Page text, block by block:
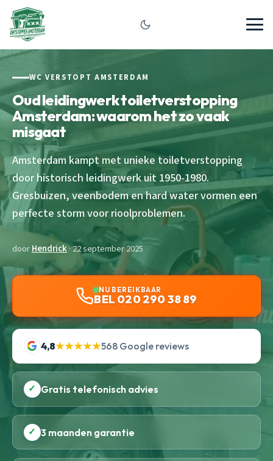
WC VERSTOPT AMSTERDAM
Oud leidingwerk toiletverstopping
Amsterdam: waarom het zo vaak
misgaat
Amsterdam kampt met unieke toiletverstopping
door historisch leidingwerk uit 1950-1980.
Gresbuizen, veenbodem en hard water vormen een
perfecte storm voor rioolproblemen.
doorHendrick· 22 september 2025
NU BEREIKBAAR
BEL 020 290 38 89
4,8★★★★★568 Google reviews
✓ Gratis telefonisch advies
✓ 3 maanden garantie